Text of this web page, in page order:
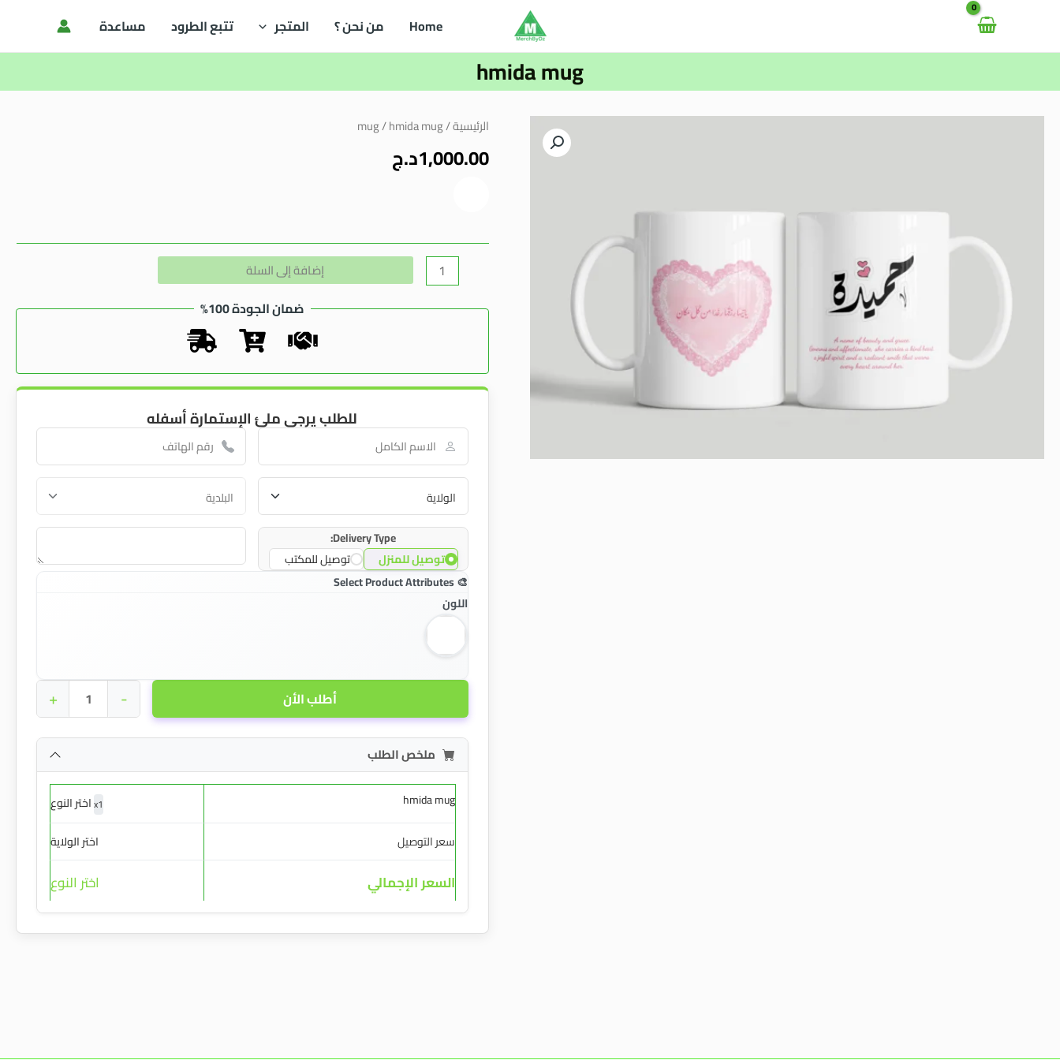
المحتوى
Home من نحن ؟ المتجر تتبع الطرود مساعدة
hmida mug
الرئيسية/
mug/ hmida mug
1,000.00د.ج
كمية
hmida
mug
إضافة إلى السلة
ضمان الجودة 100%
للطلب يرجى ملئ الإستمارة أسفله
Delivery Type:
توصيل للمنزل
توصيل للمكتب
اللون
أطلب الأن -
+
ملخص الطلب
hmida mug
x1 اختر النوع
سعر التوصيل
اختر الولاية
السعر الإجمالي اختر النوع